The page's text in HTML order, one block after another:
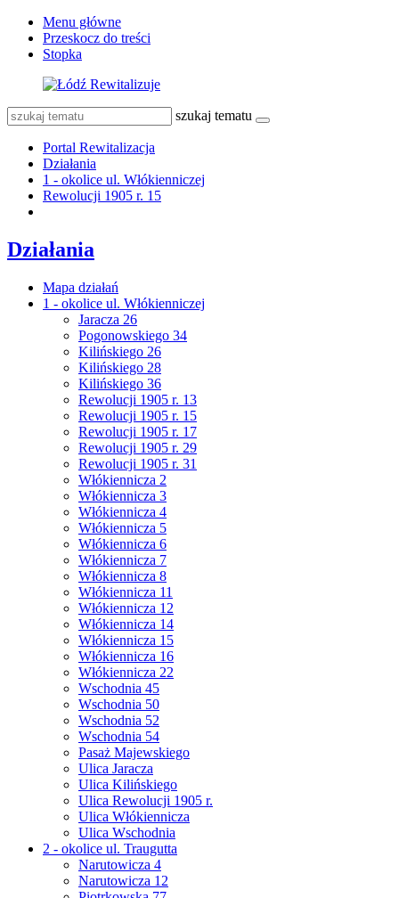
Menu główne
Przeskocz do treści
Stopka
szukaj tematu
Portal Rewitalizacja
Działania
1 - okolice ul. Włókienniczej
Rewolucji 1905 r. 15
Działania
Mapa działań
1 - okolice ul. Włókienniczej
Jaracza 26
Pogonowskiego 34
Kilińskiego 26
Kilińskiego 28
Kilińskiego 36
Rewolucji 1905 r. 13
Rewolucji 1905 r. 15
Rewolucji 1905 r. 17
Rewolucji 1905 r. 29
Rewolucji 1905 r. 31
Włókiennicza 2
Włókiennicza 3
Włókiennicza 4
Włókiennicza 5
Włókiennicza 6
Włókiennicza 7
Włókiennicza 8
Włókiennicza 11
Włókiennicza 12
Włókiennicza 14
Włókiennicza 15
Włókiennicza 16
Włókiennicza 22
Wschodnia 45
Wschodnia 50
Wschodnia 52
Wschodnia 54
Pasaż Majewskiego
Ulica Jaracza
Ulica Kilińskiego
Ulica Rewolucji 1905 r.
Ulica Włókiennicza
Ulica Wschodnia
2 - okolice ul. Traugutta
Narutowicza 4
Narutowicza 12